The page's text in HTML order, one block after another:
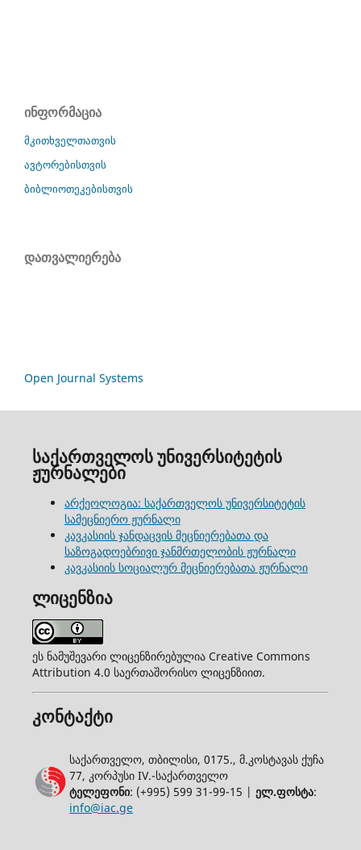
ინფორმაცია
მკითხველთათვის
ავტორებისთვის
ბიბლიოთეკებისთვის
დათვალიერება
Open Journal Systems
საქართველოს უნივერსიტეტის
ჟურნალები
არქეოლოგია: საქართველოს უნივერსიტეტის
სამეცნიერო ჟურნალი
კავკასიის ჯანდაცვის მეცნიერებათა და
საზოგადოებრივი ჯანმრთელობის ჟურნალი
კავკასიის სოციალურ მეცნიერებათა ჟურნალი
ლიცენზია
ეს ნამუშევარი ლიცენზირებულია Creative Commons
Attribution 4.0 საერთაშორისო ლიცენზიით.
კონტაქტი
საქართველო, თბილისი, 0175., მ.კოსტავას ქუჩა
77, კორპუსი IV.-საქართველო
ტელეფონი: (+995) 599 31-99-15 | ელ.ფოსტა:
info@iac.ge